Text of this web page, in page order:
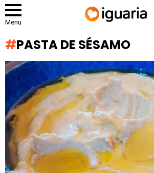
Menu
PASTA DE SÉSAMO
RECOMENDADOS